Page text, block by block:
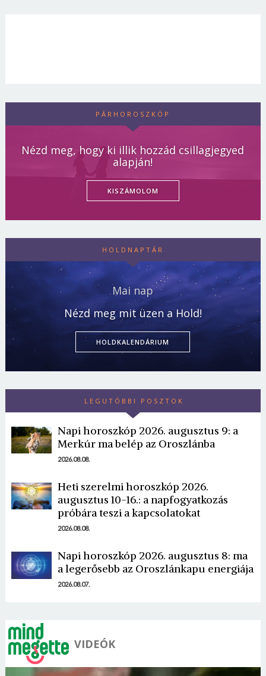
PÁRHOROSZKÓP
Nézd meg, hogy ki illik hozzád csillagjegyed
alapján!
KISZÁMOLOM
HOLDNAPTÁR
Mai nap
Nézd meg mit üzen a Hold!
HOLDKALENDÁRIUM
LEGUTÓBBI POSZTOK
Napi horoszkóp 2026. augusztus 9: a
Merkúr ma belép az Oroszlánba
2026.08.08.
Heti szerelmi horoszkóp 2026.
augusztus 10-16.: a napfogyatkozás
próbára teszi a kapcsolatokat
2026.08.08.
Napi horoszkóp 2026. augusztus 8: ma
a legerősebb az Oroszlánkapu energiája
2026.08.07.
VIDEÓK